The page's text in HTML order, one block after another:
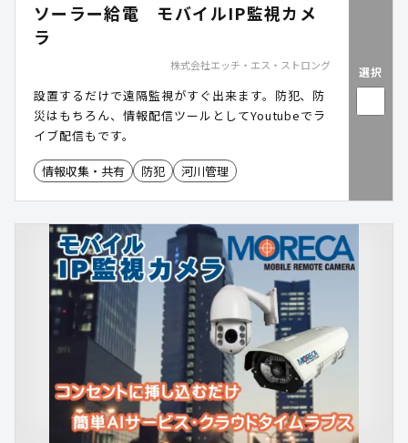
ソーラー給電 モバイルIP監視カメ
ラ
株式会社エッチ・エス・ストロング
設置するだけで遠隔監視がすぐ出来ます。防犯、防
災はもちろん、情報配信ツールとしてYoutubeでラ
イブ配信もです。
情報収集・共有 防犯 河川管理
選択